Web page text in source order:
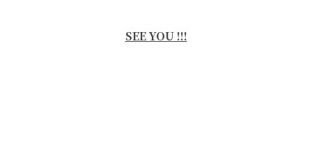
SEE YOU !!!